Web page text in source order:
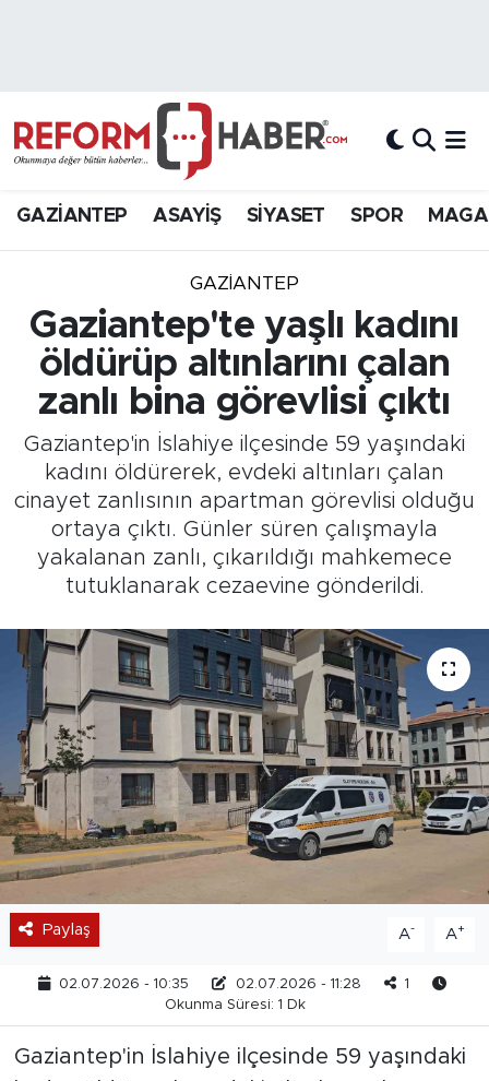
GAZİANTEP ASAYİŞ SİYASET SPOR
GAZIANTEP
Gaziantep'te yaşlı kadını
öldürüp altınlarını çalan
zanlı bina görevlisi çıktı
Gaziantep'in İslahiye ilçesinde 59 yaşındaki
kadını öldürerek, evdeki altınları çalan
cinayet zanlısının apartman görevlisi olduğu
ortaya çıktı. Günler süren çalışmayla
yakalanan zanlı, çıkarıldığı mahkemece
tutuklanarak cezaevine gönderildi.
Paylaş A- A+
02.07.2026 - 10:35 02.07.2026 - 11:28
1
Okunma Süresi: 1 Dk
Gaziantep'in İslahiye ilçesinde 59 yaşındaki
Hava Durumu
Süper Lig Puan Durumu ve Fikstür
Tüm Manşetler
Son Dakika Haberleri
Haber Arşivi